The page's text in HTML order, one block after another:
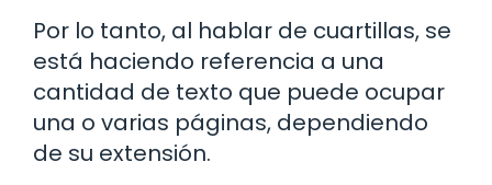
Por lo tanto, al hablar de cuartillas, se
está haciendo referencia a una
cantidad de texto que puede ocupar
una o varias páginas, dependiendo
de su extensión.